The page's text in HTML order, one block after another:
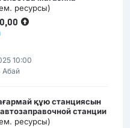
ресурсы)
10:00
Абай
құю станциясын
станции
ресурсы)